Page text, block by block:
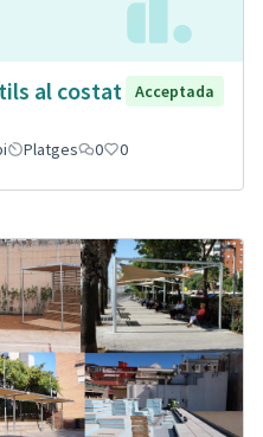
al costat
Acceptada
Platges 0 0